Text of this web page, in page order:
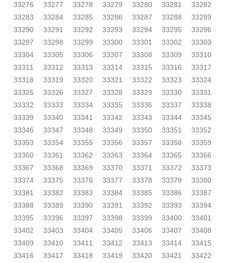
33276
33277 33278 33279 33280 33281
33282
33283
33284 33285 33286 33287 33288
33289
33290
33291 33292 33293 33294 33295
33296
33297
33298 33299 33300 33301 33302
33303
33304
33305 33306 33307 33308 33309
33310
33311
33312 33313 33314 33315 33316
33317
33318
33319 33320 33321 33322 33323
33324
33325
33326 33327 33328 33329 33330
33331
33332
33333 33334 33335 33336 33337
33338
33339
33340 33341 33342 33343 33344
33345
33346
33347 33348 33349 33350 33351
33352
33353
33354 33355 33356 33357 33358
33359
33360
33361 33362 33363 33364 33365
33366
33367
33368 33369 33370 33371 33372
33373
33374
33375 33376 33377 33378 33379
33380
33381
33382 33383 33384 33385 33386
33387
33388
33389 33390 33391 33392 33393
33394
33395
33396 33397 33398 33399 33400
33401
33402
33403 33404 33405 33406 33407
33408
33409
33410 33411 33412 33413 33414
33415
33416
33417 33418 33419 33420 33421
33422